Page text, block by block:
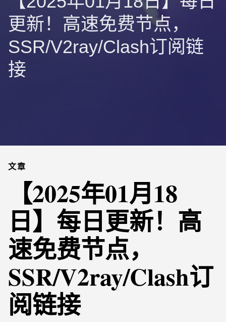
更新！高速免费节点，
SSR/V2ray/Clash订阅链
接
文章
【2025年01月18
日】每日更新！高
速免费节点，
SSR/V2ray/Clash订
阅链接